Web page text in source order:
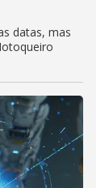
datas, mas